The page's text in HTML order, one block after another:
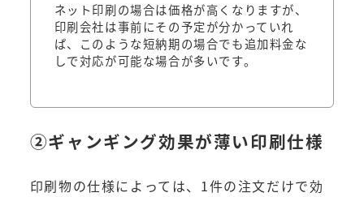
ネット印刷の場合は価格が高くなりますが、
印刷会社は事前にその予定が分かっていれ
ば、このような短納期の場合でも追加料金な
しで対応が可能な場合が多いです。
②ギャンギング効果が薄い印刷仕様
印刷物の仕様によっては、1件の注文だけで効